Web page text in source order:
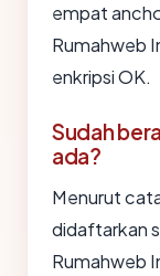
empat
Rumahweb
enkripsi OK.
Sudah
ada?
Menurut
didaftarkan
Rumahweb